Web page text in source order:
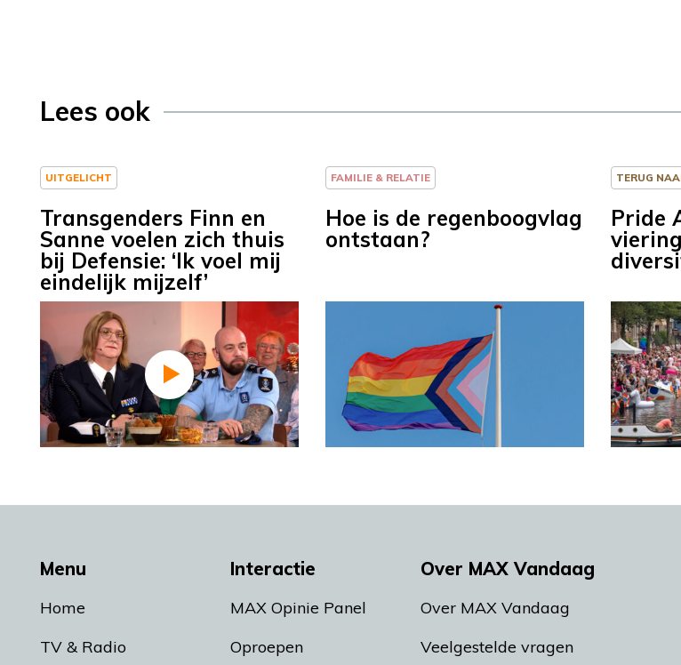
Lees ook
UITGELICHT
Transgenders Finn en
Sanne voelen zich thuis
bij Defensie: ‘Ik voel mij
eindelijk mijzelf’
FAMILIE & RELATIE
Hoe is de regenboogvlag
ontstaan?
TERUG
Pride
Menu
Home
TV & Radio
Interactie
MAX Opinie Panel
Oproepen
Over MAX Vandaag
Over MAX Vandaag
Veelgestelde vragen